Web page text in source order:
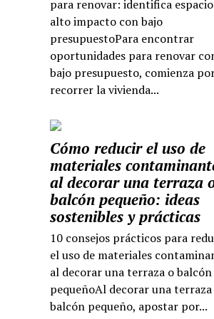
para renovar: identifica
alto impacto con bajo
presupuestoPara encontrar
oportunidades para renovar
bajo presupuesto, comienza
recorrer la vivienda...
Cómo reducir el uso de
materiales
al decorar una terraza
balcón pequeño: ideas
sostenibles y prácticas
10 consejos prácticos para
el uso de materiales
al decorar una terraza o balcón
pequeñoAl decorar una
balcón pequeño, apostar por...